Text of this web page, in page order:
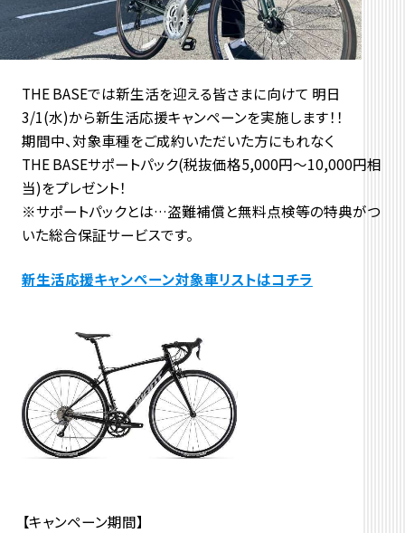
THE BASEでは新生活を迎える皆さまに向けて 明日
3/1(水)から新生活応援キャンペーンを実施します！！
期間中、対象車種をご成約いただいた方にもれなく
THE BASEサポートパック(税抜価格5,000円〜10,000円相
当)をプレゼント！
※サポートパックとは…盗難補償と無料点検等の特典がつ
いた総合保証サービスです。
新生活応援キャンペーン対象車リストはコチラ
【キャンペーン期間】